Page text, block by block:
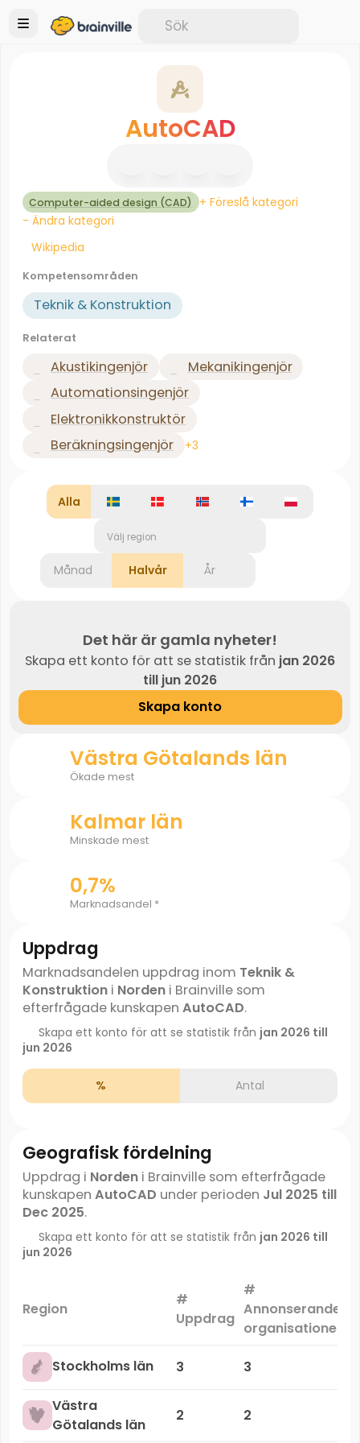
AutoCAD
Computer-aided design (CAD)
+ Föreslå kategori
- Ändra kategori
Wikipedia
Kompetensområden
Teknik & Konstruktion
Relaterat
Akustikingenjör
Mekanikingenjör
Automationsingenjör
Elektronikkonstruktör
Beräkningsingenjör
+3
Alla
Välj region
Månad Halvår År
Det här är gamla nyheter!
Skapa ett konto för att se statistik från jan 2026
till jun 2026
Skapa konto
Västra Götalands län
Ökade mest
Kalmar län
Minskade mest
0,7%
Marknadsandel *
Uppdrag
Marknadsandelen uppdrag inom Teknik &
Konstruktioni Nordeni Brainville som
efterfrågade kunskapen AutoCAD.
Skapa ett konto för att se statistik från jan 2026 till
jun 2026
% Antal
Geografisk fördelning
Uppdrag i Nordeni Brainville som efterfrågade
kunskapen AutoCAD under perioden Jul 2025 till
Dec 2025.
Skapa ett konto för att se statistik från jan 2026 till
jun 2026
Region
#
Uppdrag
#
Annonserande
organisationer
Stockholms län 3 3
Västra
Götalands län
2 2